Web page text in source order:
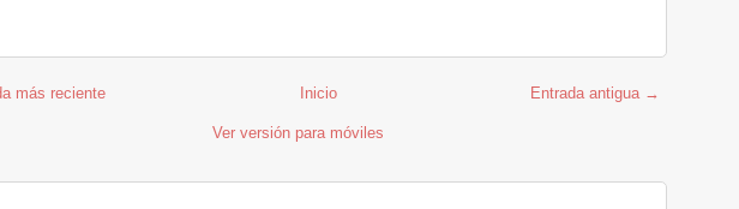
más reciente Entrada antigua →
Inicio
Ver versión para móviles